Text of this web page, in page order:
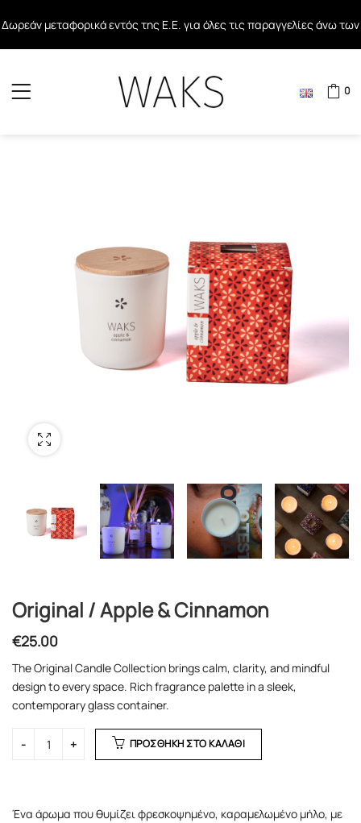
Δωρεάν μεταφορικά εντός της Ε.Ε. για όλες τις παραγγελίες άνω των
0
Original / Apple & Cinnamon
€25.00
The Original Candle Collection brings calm, clarity, and mindful
design to every space. Rich fragrance palette in a sleek,
contemporary glass container.
ΠΡΟΣΘΗΚΗ ΣΤΟ ΚΑΛΑΘΙ
Ένα άρωμα που θυμίζει φρεσκοψημένο, καραμελωμένο μήλο, με